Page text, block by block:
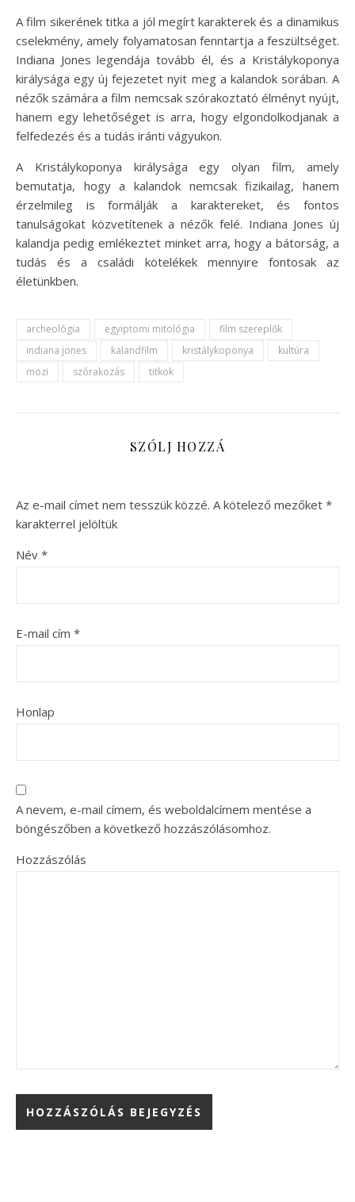
A film sikerének titka a jól megírt karakterek és a dinamikus
cselekmény, amely folyamatosan fenntartja a feszültséget.
Indiana Jones legendája tovább él, és a Kristálykoponya
királysága egy új fejezetet nyit meg a kalandok sorában. A
nézők számára a film nemcsak szórakoztató élményt nyújt,
hanem egy lehetőséget is arra, hogy elgondolkodjanak a
felfedezés és a tudás iránti vágyukon.
A Kristálykoponya királysága egy olyan film, amely
bemutatja, hogy a kalandok nemcsak fizikailag, hanem
érzelmileg is formálják a karaktereket, és fontos
tanulságokat közvetítenek a nézők felé. Indiana Jones új
kalandja pedig emlékeztet minket arra, hogy a bátorság, a
tudás és a családi kötelékek mennyire fontosak az
életünkben.
archeológia egyiptomi mitológia
film szereplők
indiana jones
kalandfilm kristálykoponya
kultúra
mozi
szórakozás titkok
SZÓLJ HOZZÁ
Az e-mail címet nem tesszük közzé. A kötelező mezőket *
karakterrel jelöltük
Név *
E-mail cím *
Honlap
A nevem, e-mail címem, és weboldalcímem mentése a
böngészőben a következő hozzászólásomhoz.
Hozzászólás